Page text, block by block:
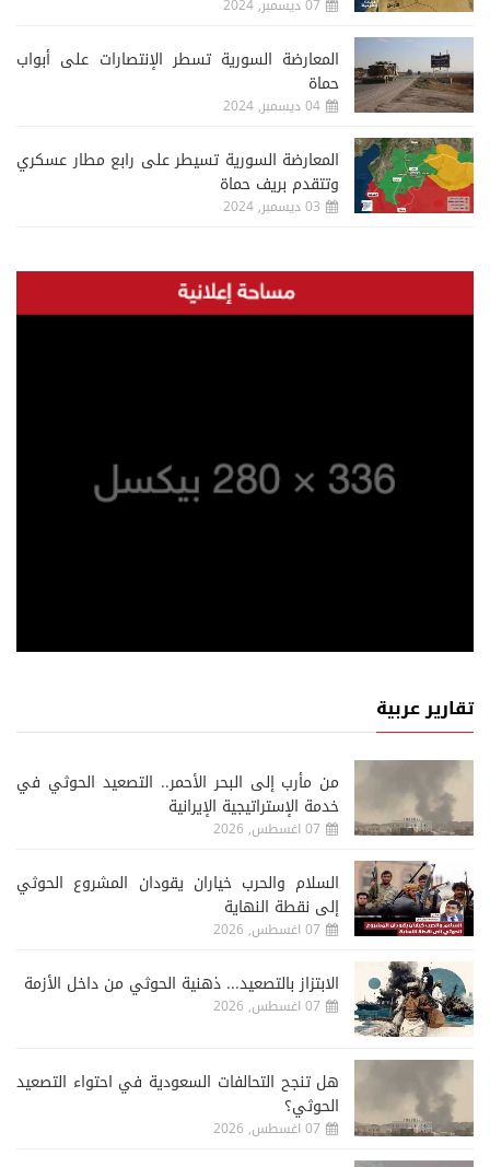
07 ديسمبر, 2024
المعارضة السورية تسطر الإنتصارات على أبواب
حماة
04 ديسمبر, 2024
المعارضة السورية تسيطر على رابع مطار عسكري
وتتقدم بريف حماة
03 ديسمبر, 2024
تقارير عربية
من مأرب إلى البحر الأحمر.. التصعيد الحوثي في
خدمة الإستراتيجية الإيرانية
07 اغسطس, 2026
السلام والحرب خياران يقودان المشروع الحوثي
إلى نقطة النهاية
07 اغسطس, 2026
الابتزاز بالتصعيد... ذهنية الحوثي من داخل الأزمة
07 اغسطس, 2026
هل تنجح التحالفات السعودية في احتواء التصعيد
الحوثي؟
07 اغسطس, 2026